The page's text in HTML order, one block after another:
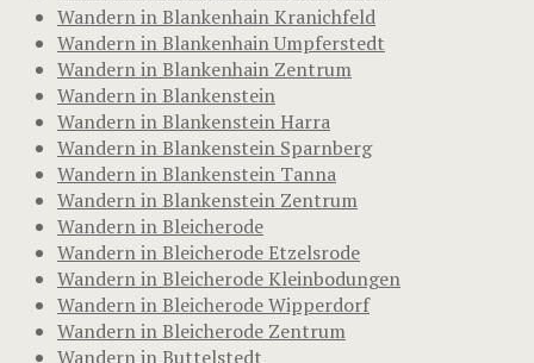
Wandern in Blankenhain Kranichfeld
Wandern in Blankenhain Umpferstedt
Wandern in Blankenhain Zentrum
Wandern in Blankenstein
Wandern in Blankenstein Harra
Wandern in Blankenstein Sparnberg
Wandern in Blankenstein Tanna
Wandern in Blankenstein Zentrum
Wandern in Bleicherode
Wandern in Bleicherode Etzelsrode
Wandern in Bleicherode Kleinbodungen
Wandern in Bleicherode Wipperdorf
Wandern in Bleicherode Zentrum
Wandern in Buttelstedt